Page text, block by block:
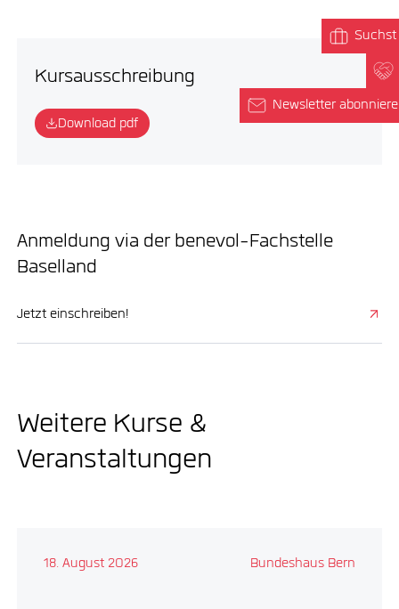
Newsletter
Kursausschreibung
Download pdf
Anmeldung via der benevol-Fachstelle
Baselland
Jetzt einschreiben!
Weitere Kurse &
Veranstaltungen
18. August 2026 Bundeshaus Bern